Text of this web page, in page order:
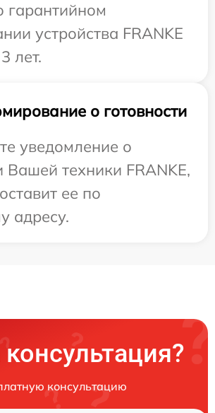
гарантийном
устройства FRANKE
лет.
о готовности
уведомление о
Вашей техники FRANKE,
ее по
адресу.
консультацию